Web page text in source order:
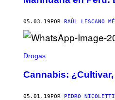
05.03.19 POR RAÚL LESCANO
Drogas
Cannabis:
05.01.19POR PEDRO